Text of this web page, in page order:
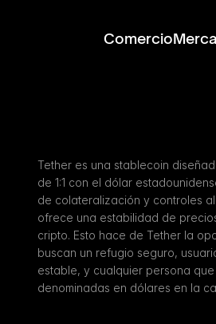
Comercio
Tether es una stablecoin
de 1:1 con el dólar
de colateralización y controles
ofrece una estabilidad de
cripto. Esto hace de Tether la
buscan un refugio seguro,
estable, y cualquier persona
denominadas en dólares en la